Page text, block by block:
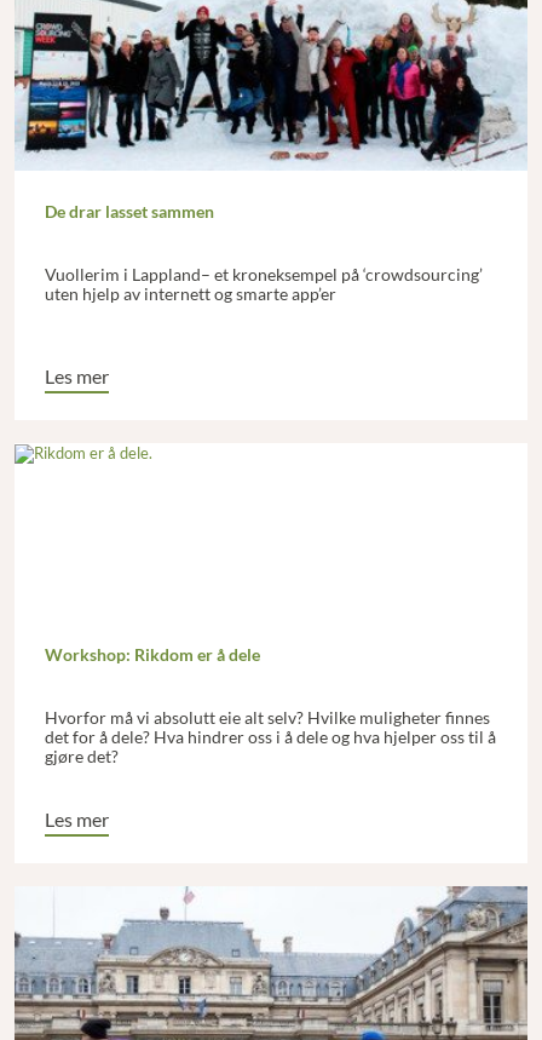
De drar lasset sammen
Vuollerim i Lappland– et kroneksempel på ‘crowdsourcing’
uten hjelp av internett og smarte app’er
Les mer
Workshop: Rikdom er å dele
Hvorfor må vi absolutt eie alt selv? Hvilke muligheter finnes
det for å dele? Hva hindrer oss i å dele og hva hjelper oss til å
gjøre det?
Les mer